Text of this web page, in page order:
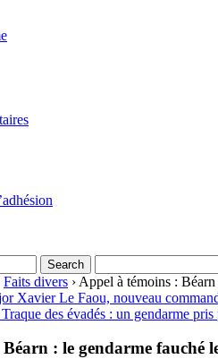
Faits divers › Appel à témoins :
Xavier Le Faou, nouveau
des évadés : un gendarme
: le gendarme fauché